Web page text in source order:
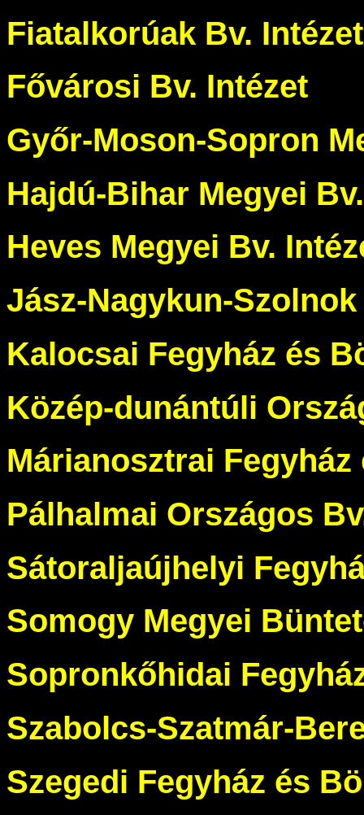
Fiatalkorúak Bv.
Fővárosi Bv. Intézet
Győr-Moson-Sopron
Hajdú-Bihar Megyei
Heves Megyei Bv.
Jász-Nagykun-
Kalocsai Fegyház és
Közép-dunántúli
Márianosztrai
Pálhalmai Országos
Sátoraljaújhelyi
Somogy Megyei
Sopronkőhidai
Szabolcs-Szatmár-
Szegedi Fegyház és